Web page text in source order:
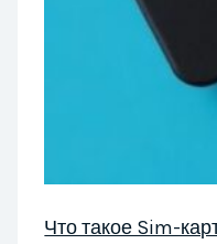
Что такое Sim-